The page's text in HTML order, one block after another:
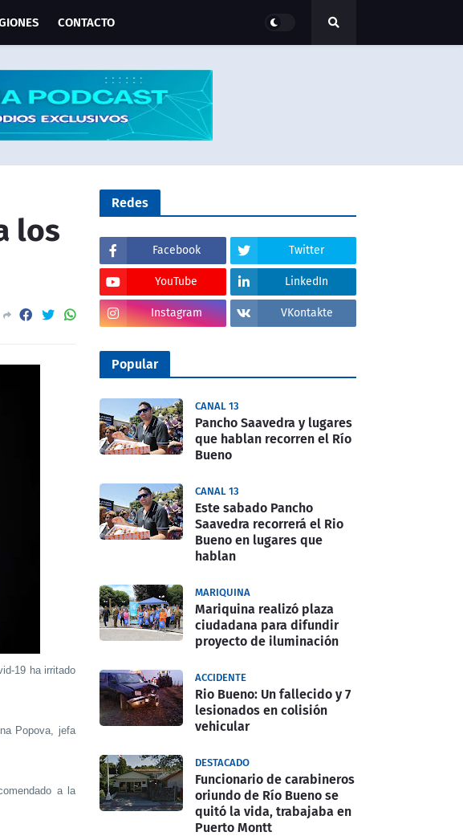
CONTACTO
los
19 ha irritado
Popova, jefa
a la
Redes
Facebook Twitter
YouTube LinkedIn
Instagram VKontakte
Popular
CANAL 13
Pancho Saavedra y lugares
que hablan recorren el Río
Bueno
CANAL 13
Este sabado Pancho
Saavedra recorrerá el Rio
Bueno en lugares que
hablan
MARIQUINA
Mariquina realizó plaza
ciudadana para difundir
proyecto de iluminación
ACCIDENTE
Rio Bueno: Un fallecido y 7
lesionados en colisión
vehicular
DESTACADO
Funcionario de carabineros
oriundo de Río Bueno se
quitó la vida, trabajaba en
Puerto Montt